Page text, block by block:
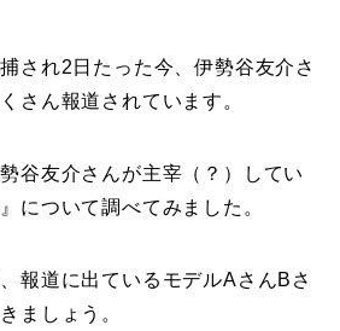
され2日たった今、伊勢谷友介さ
さん報道されています。
谷友介さんが主宰（？）してい
について調べてみました。
報道に出ているモデルAさんBさ
ましょう。